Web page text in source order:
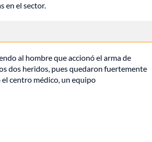
en el sector.
al hombre que accionó el arma de
dos heridos, pues quedaron fuertemente
centro médico, un equipo